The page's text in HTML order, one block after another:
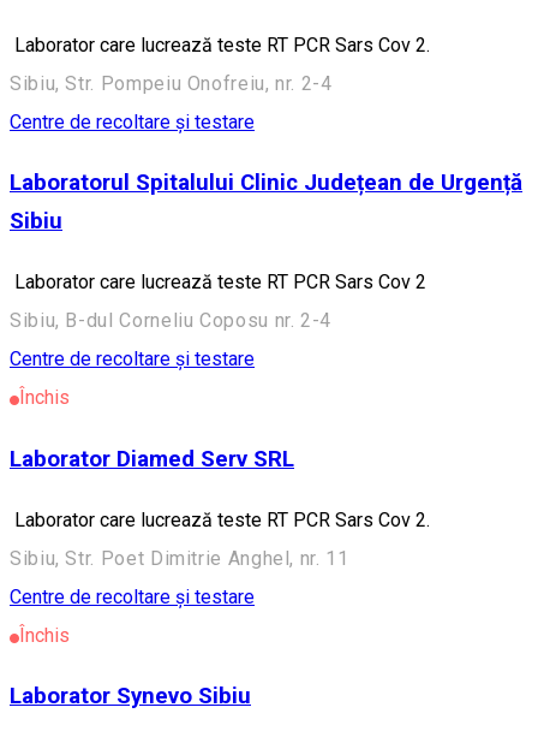
Laborator care lucrează teste RT PCR Sars Cov 2.
Sibiu, Str. Pompeiu Onofreiu, nr. 2-4
Centre de recoltare și testare
Laboratorul Spitalului Clinic Județean de Urgență
Sibiu
Laborator care lucrează teste RT PCR Sars Cov 2
Sibiu, B-dul Corneliu Coposu nr. 2-4
Centre de recoltare și testare
Închis
Laborator Diamed Serv SRL
Laborator care lucrează teste RT PCR Sars Cov 2.
Sibiu, Str. Poet Dimitrie Anghel, nr. 11
Centre de recoltare și testare
Închis
Laborator Synevo Sibiu